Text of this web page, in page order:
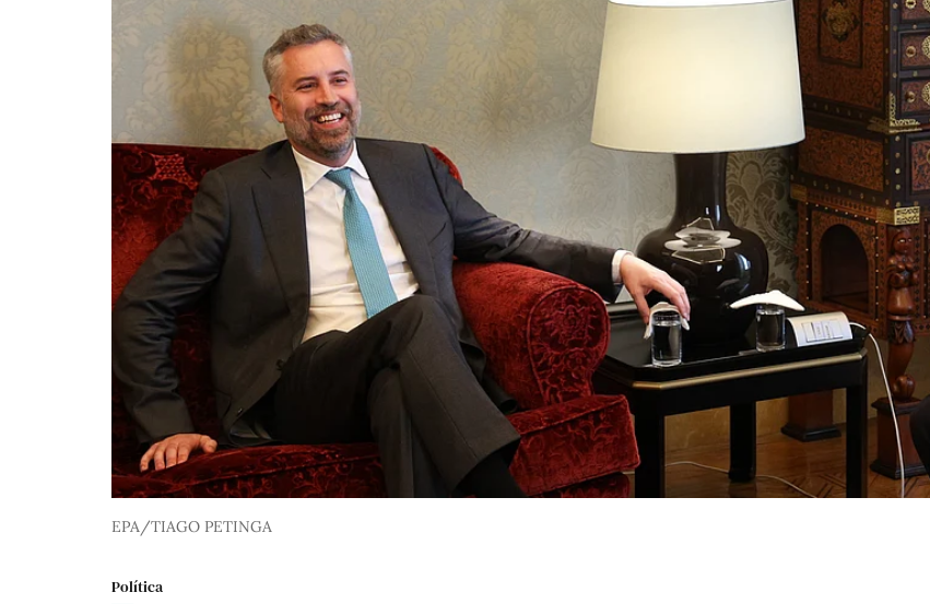
EPA/TIAGO PETINGA
Política